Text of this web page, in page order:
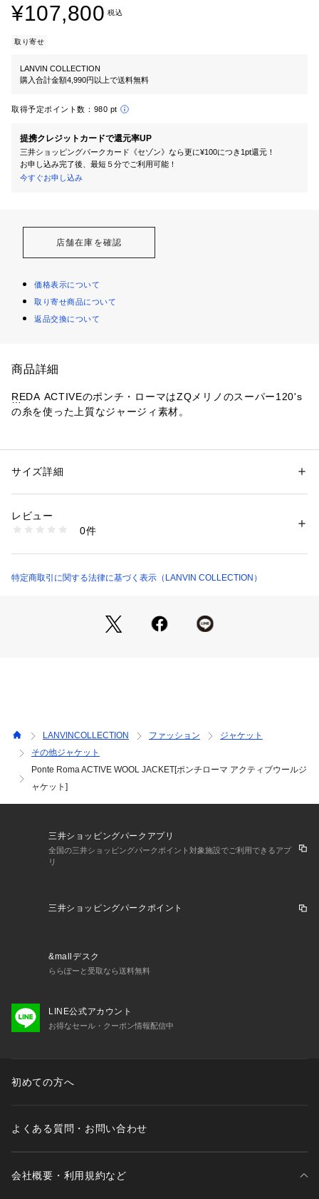
¥107,800 税込
取り寄せ
LANVIN COLLECTION
購入合計金額4,990円以上で送料無料
取得予定ポイント数： 980 pt
提携クレジットカードで還元率UP
三井ショッピングパークカード《セゾン》なら更に¥100につき1pt還元！
お申し込み完了後、最短５分でご利用可能！
今すぐお申し込み
店舗在庫を確認
価格表示について
取り寄せ商品について
返品交換について
商品詳細
REDA ACTIVEのポンチ・ローマはZQメリノのスーパー120's
の糸を使った上質なジャージィ素材。
25春夏のLANVIN COLLECTIONはブルー・ミディアムグレイ
＜NOUVELLE VAGUE＞
性別：メンズ
素材：毛100%
日本製
158253-J245J （ショップ）
サイズ詳細
レビュー
0件
特定商取引に関する法律に基づく表示（LANVIN COLLECTION）
LANVINCOLLECTION ファッション
ジャケット
その他ジャケット
Ponte Roma ACTIVE WOOL JACKET[ポンチローマ アクティブウールジ
ャケット]
三井ショッピングパークアプリ
全国の三井ショッピングパークポイント対象施設でご利用できるアプ
リ
三井ショッピングパークポイント
&mallデスク
ららぽーと受取なら送料無料
LINE公式アカウント
お得なセール・クーポン情報配信中
初めての方へ
よくある質問・お問い合わせ
会社概要・利用規約など